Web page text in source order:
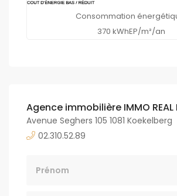
Consommation
370 kWhEP/m²/an
Agence immobilière IMMO REAL
Avenue Seghers 105 1081 Koekelberg
02.310.52.89